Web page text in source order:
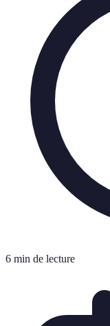
6 min de lecture